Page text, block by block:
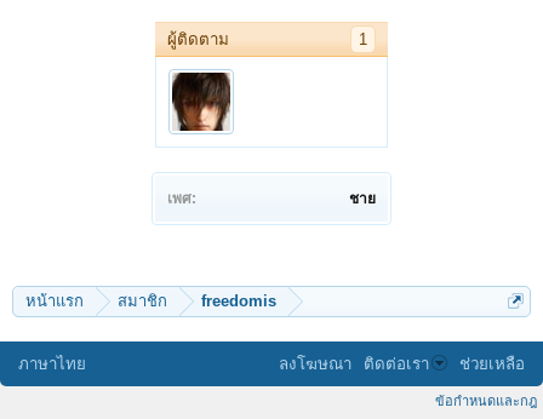
ผู้ติดตาม 1
เพศ: ชาย
หน้าแรก สมาชิก freedomis
ภาษาไทย ลงโฆษณา ติดต่อเรา ช่วยเหลือ
ข้อกำหนดและกฎ